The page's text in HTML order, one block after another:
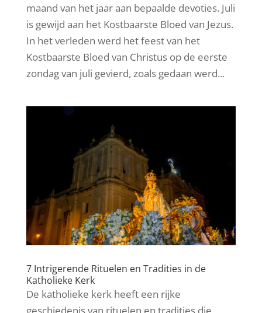
maand van het jaar aan bepaalde devoties. Juli
is gewijd aan het Kostbaarste Bloed van Jezus.
In het verleden werd het feest van het
Kostbaarste Bloed van Christus op de eerste
zondag van juli gevierd, zoals gedaan werd...
7 Intrigerende Rituelen en Tradities in de
Katholieke Kerk
De katholieke kerk heeft een rijke